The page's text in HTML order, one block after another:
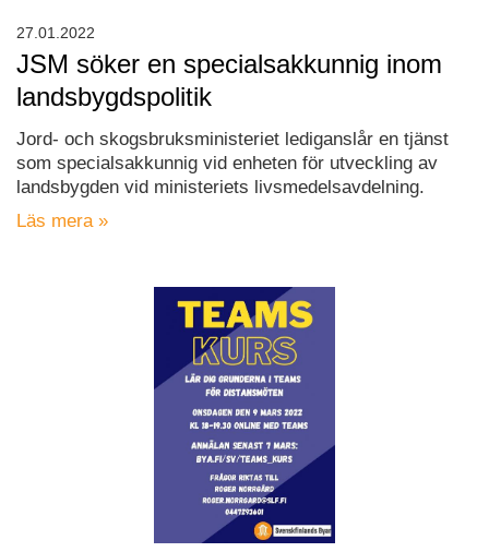
JSM söker en specialsakkunnig inom
landsbygdspolitik
Jord- och skogsbruksministeriet lediganslår en tjänst
som specialsakkunnig vid enheten för utveckling av
landsbygden vid ministeriets livsmedelsavdelning.
Läs mera »
27.01.2022